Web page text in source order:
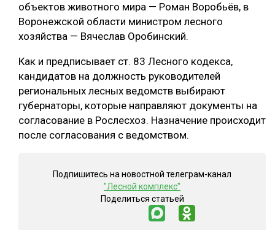
объектов животного мира — Роман Воробьёв, в
Воронежской области министром лесного
хозяйства — Вячеслав Оробинский.
Как и предписывает ст. 83 Лесного кодекса,
кандидатов на должность руководителей
региональных лесных ведомств выбирают
губернаторы, которые направляют документы на
согласование в Рослесхоз. Назначение происходит
после согласования с ведомством.
Подпишитесь на новостной телеграм-канал
"Лесной комплекс"
Поделиться статьей